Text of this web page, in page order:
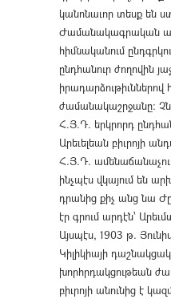
կանոնաւոր տեսք են
Ժամանակագրական
հիմնականում
ընդհանուր ժողովին
իրադարձութիւններով
ժամանակաշրջանը։
Հ.Յ.Դ. երկրորդ
Արեւելեան բիւրոյի
Հ.Յ.Դ.
ինչպէս վկայում են
դրանից քիչ անց նա
էր գրում արդէն՝
Այսպէս, 1903 թ.
Կիլիկիայի
խորհրդակցութեան
բիւրոյի անունից է